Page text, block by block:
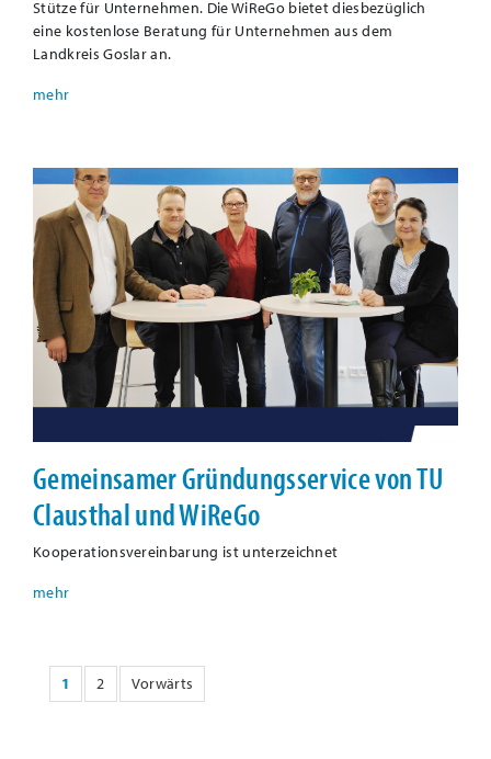
Stütze für Unternehmen. Die WiReGo bietet diesbezüglich
eine kostenlose Beratung für Unternehmen aus dem
Landkreis Goslar an.
Gemeinsamer Gründungsservice von TU
Clausthal und WiReGo
Kooperationsvereinbarung ist unterzeichnet
1 2 Vorwärts